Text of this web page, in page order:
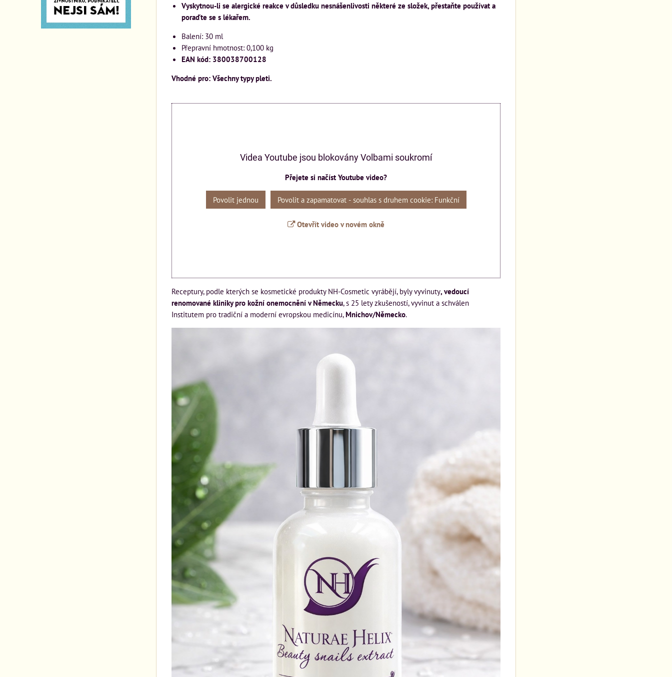
Vyskytnou-li se alergické reakce v důsledku nesnášenlivosti některé ze složek, přestaňte používat a
poraďte se s lékařem.
Balení: 30 ml
Přepravní hmotnost: 0,100 kg
EAN kód: 380038700128
Vhodné pro: Všechny typy pleti.
Videa Youtube jsou blokovány Volbami soukromí
Přejete si načíst Youtube video?
Povolit jednou Povolit a zapamatovat - souhlas s druhem cookie: Funkční
Otevřít video v novém okně
Receptury, podle kterých se kosmetické produkty NH-Cosmetic vyrábějí, byly vyvinuty, vedoucí
renomované kliniky pro kožní onemocnění v Německu, s 25 lety zkušeností, vyvinut a schválen
Institutem pro tradiční a moderní evropskou medicínu,Mnichov/Německo.